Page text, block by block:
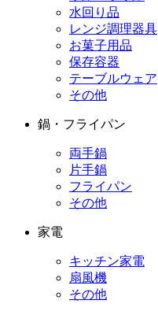
水回り品
レンジ調理器具
お菓子用品
保存容器
テーブルウェア
その他
鍋・フライパン
両手鍋
片手鍋
フライパン
その他
家電
キッチン家電
扇風機
その他